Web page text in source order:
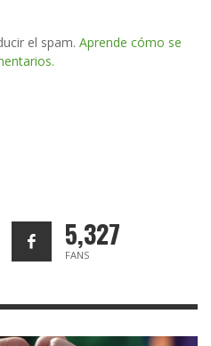
el spam. Aprende cómo se
5,327
FANS